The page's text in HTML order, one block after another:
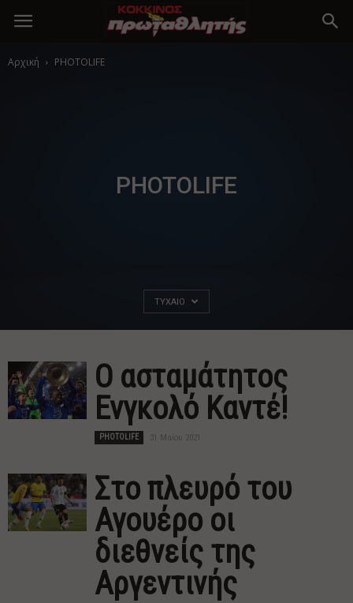
Αρχική PHOTOLIFE
PHOTOLIFE
ΤΥΧΑΊΟ
Ο ασταμάτητος
Ενγκολό Καντέ!
PHOTOLIFE 31 Μαΐου 2021
Στο πλευρό του
Αγουέρο οι
διεθνείς της
Αργεντινής